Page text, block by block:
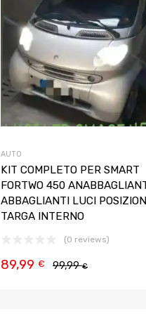
AUTO
KIT COMPLETO PER SMART
FORTWO 450
ABBAGLIANTI LUCI
TARGA INTERNO
(0 reviews)
99,99€
89,99 €